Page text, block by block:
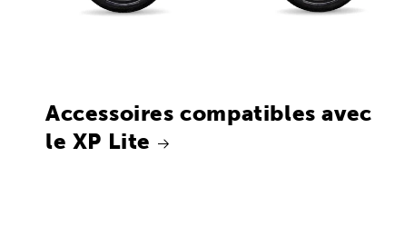
Accessoires compatibles avec
le XP Lite